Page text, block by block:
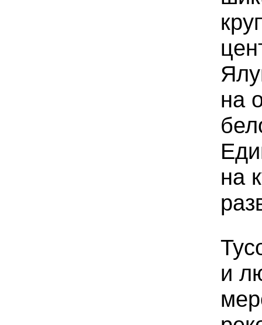
на
на
и